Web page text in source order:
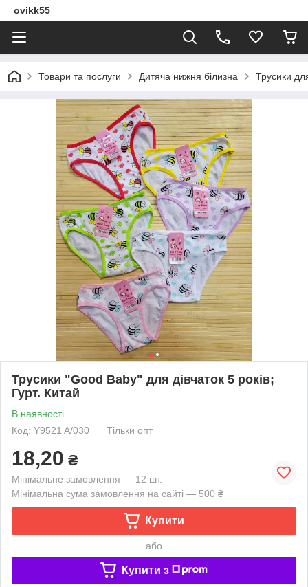
ovikk55
Товари та послуги Дитяча нижня білизна Трусики
Трусики "Good Baby" для дівчаток 5 років;
Гурт. Китай
В наявності
Код: Y9521 A/030
Тільки опт
18,20 ₴
Мінімальне замовлення — 12 шт.
Мінімальна сума замовлення на сайті — 500 ₴
Купити
або
Купити з